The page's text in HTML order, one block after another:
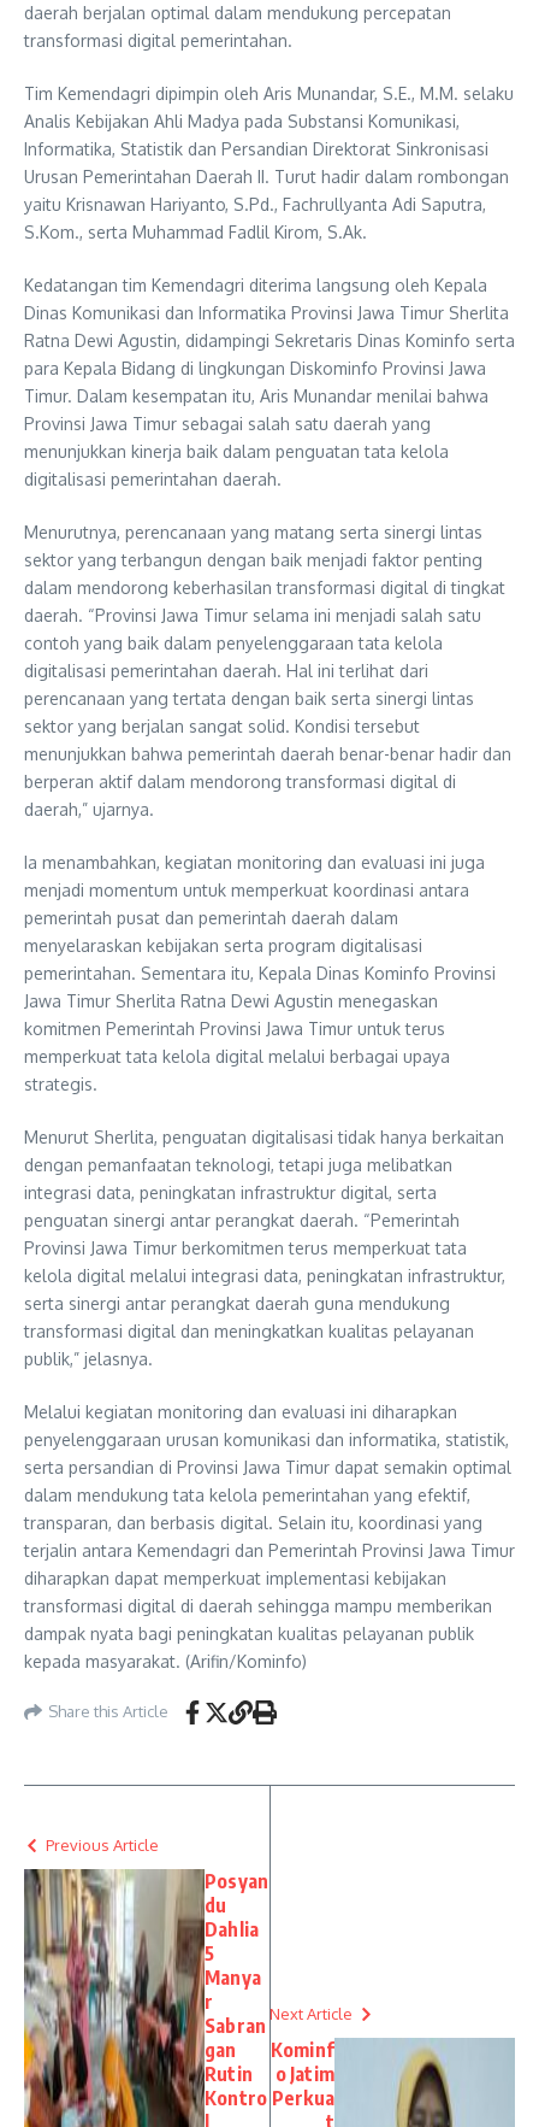
daerah berjalan optimal dalam mendukung percepatan
transformasi digital pemerintahan.
Tim Kemendagri dipimpin oleh Aris Munandar, S.E., M.M. selaku
Analis Kebijakan Ahli Madya pada Substansi Komunikasi,
Informatika, Statistik dan Persandian Direktorat Sinkronisasi
Urusan Pemerintahan Daerah II. Turut hadir dalam rombongan
yaitu Krisnawan Hariyanto, S.Pd., Fachrullyanta Adi Saputra,
S.Kom., serta Muhammad Fadlil Kirom, S.Ak.
Kedatangan tim Kemendagri diterima langsung oleh Kepala
Dinas Komunikasi dan Informatika Provinsi Jawa Timur Sherlita
Ratna Dewi Agustin, didampingi Sekretaris Dinas Kominfo serta
para Kepala Bidang di lingkungan Diskominfo Provinsi Jawa
Timur. Dalam kesempatan itu, Aris Munandar menilai bahwa
Provinsi Jawa Timur sebagai salah satu daerah yang
menunjukkan kinerja baik dalam penguatan tata kelola
digitalisasi pemerintahan daerah.
Menurutnya, perencanaan yang matang serta sinergi lintas
sektor yang terbangun dengan baik menjadi faktor penting
dalam mendorong keberhasilan transformasi digital di tingkat
daerah. “Provinsi Jawa Timur selama ini menjadi salah satu
contoh yang baik dalam penyelenggaraan tata kelola
digitalisasi pemerintahan daerah. Hal ini terlihat dari
perencanaan yang tertata dengan baik serta sinergi lintas
sektor yang berjalan sangat solid. Kondisi tersebut
menunjukkan bahwa pemerintah daerah benar-benar hadir dan
berperan aktif dalam mendorong transformasi digital di
daerah,” ujarnya.
Ia menambahkan, kegiatan monitoring dan evaluasi ini juga
menjadi momentum untuk memperkuat koordinasi antara
pemerintah pusat dan pemerintah daerah dalam
menyelaraskan kebijakan serta program digitalisasi
pemerintahan. Sementara itu, Kepala Dinas Kominfo Provinsi
Jawa Timur Sherlita Ratna Dewi Agustin menegaskan
komitmen Pemerintah Provinsi Jawa Timur untuk terus
memperkuat tata kelola digital melalui berbagai upaya
strategis.
Menurut Sherlita, penguatan digitalisasi tidak hanya berkaitan
dengan pemanfaatan teknologi, tetapi juga melibatkan
integrasi data, peningkatan infrastruktur digital, serta
penguatan sinergi antar perangkat daerah. “Pemerintah
Provinsi Jawa Timur berkomitmen terus memperkuat tata
kelola digital melalui integrasi data, peningkatan infrastruktur,
serta sinergi antar perangkat daerah guna mendukung
transformasi digital dan meningkatkan kualitas pelayanan
publik,” jelasnya.
Melalui kegiatan monitoring dan evaluasi ini diharapkan
penyelenggaraan urusan komunikasi dan informatika, statistik,
serta persandian di Provinsi Jawa Timur dapat semakin optimal
dalam mendukung tata kelola pemerintahan yang efektif,
transparan, dan berbasis digital. Selain itu, koordinasi yang
terjalin antara Kemendagri dan Pemerintah Provinsi Jawa Timur
diharapkan dapat memperkuat implementasi kebijakan
transformasi digital di daerah sehingga mampu memberikan
dampak nyata bagi peningkatan kualitas pelayanan publik
kepada masyarakat. (Arifin/Kominfo)
Share this Article
Previous Article
Posyan
du
Dahlia
5
Manya
r
Sabran
gan
Rutin
Kontro
l
Next Article
Kominf
o Jatim
Perkua
t